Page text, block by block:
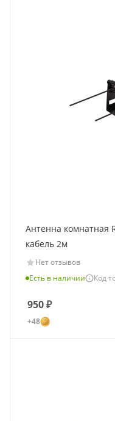
Антенна комнатная
кабель 2м
Нет отзывов
Есть в наличии
Код
950₽
+48